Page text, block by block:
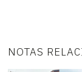
NOTAS